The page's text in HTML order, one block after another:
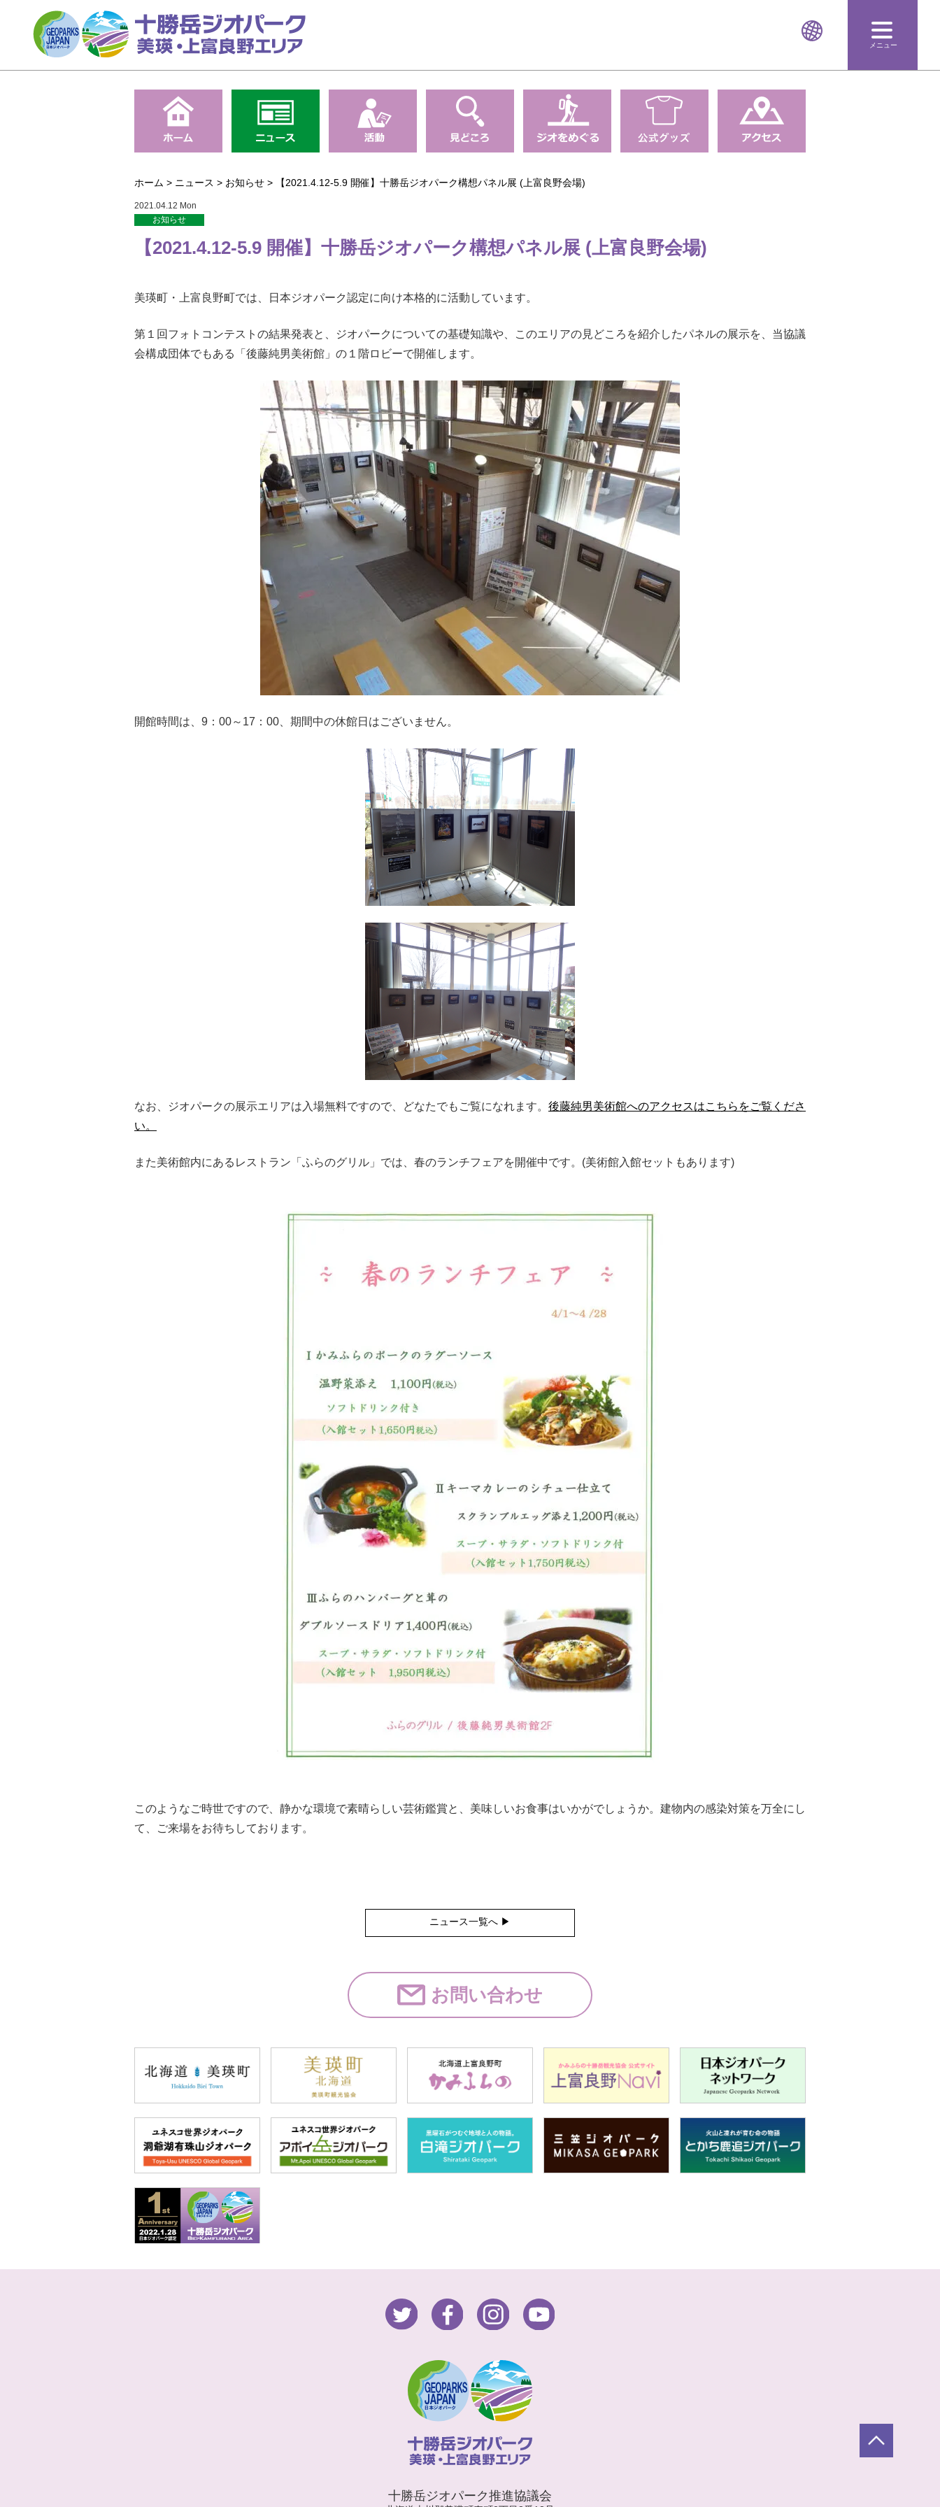
メニュー
ホーム > ニュース > お知らせ > 【2021.4.12-5.9 開催】十勝岳ジオパーク構想パネル展 (上富良野会場)
2021.04.12 Mon
お知らせ
【2021.4.12-5.9 開催】十勝岳ジオパーク構想パネル展 (上富良野会場)
美瑛町・上富良野町では、日本ジオパーク認定に向け本格的に活動しています。
第１回フォトコンテストの結果発表と、ジオパークについての基礎知識や、このエリアの見どころを紹介したパネルの展示を、当協議
会構成団体でもある「後藤純男美術館」の１階ロビーで開催します。
開館時間は、9：00～17：00、期間中の休館日はございません。
なお、ジオパークの展示エリアは入場無料ですので、どなたでもご覧になれます。 後藤純男美術館へのアクセスはこちらをご覧くださ
い。
また美術館内にあるレストラン「ふらのグリル」では、春のランチフェアを開催中です。(美術館入館セットもあります)
このようなご時世ですので、静かな環境で素晴らしい芸術鑑賞と、美味しいお食事はいかがでしょうか。建物内の感染対策を万全にし
て、ご来場をお待ちしております。
ニュース一覧へ ▶︎
お問い合わせ
十勝岳ジオパーク推進協議会